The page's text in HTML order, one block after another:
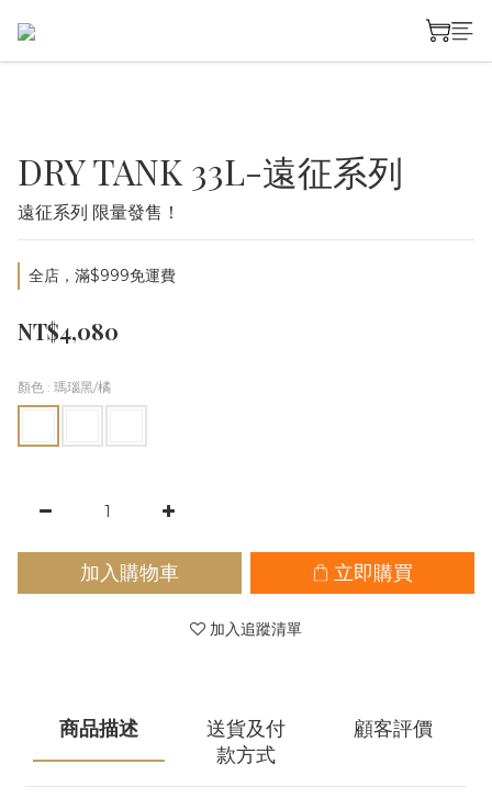
DRY TANK 33L-遠征系列
遠征系列 限量發售！
全店，滿$999免運費
NT$4,080
顏色 : 瑪瑙黑/橘
加入購物車 立即購買
加入追蹤清單
商品描述
送貨及付
款方式
顧客評價